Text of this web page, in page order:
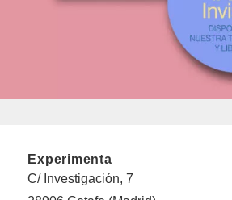
Experimenta
C/ Investigación, 7